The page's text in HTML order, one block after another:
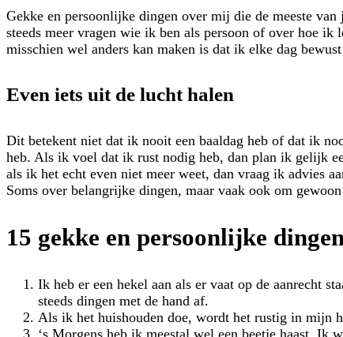
Gekke en persoonlijke dingen over mij die de meeste
steeds meer vragen wie ik ben als persoon of over hoe
misschien wel anders kan maken is dat ik elke dag
Even iets uit de lucht halen
Dit betekent niet dat ik nooit een baaldag heb of dat ik
heb. Als ik voel dat ik rust nodig heb, dan plan ik gelijk
als ik het echt even niet meer weet, dan vraag ik advies
Soms over belangrijke dingen, maar vaak ook om
15 gekke en persoonlijke
Ik heb er een hekel aan als er vaat op de aanrecht
steeds dingen met de hand af.
Als ik het huishouden doe, wordt het rustig in mijn
‘s Morgens heb ik meestal wel een beetje haast. Ik